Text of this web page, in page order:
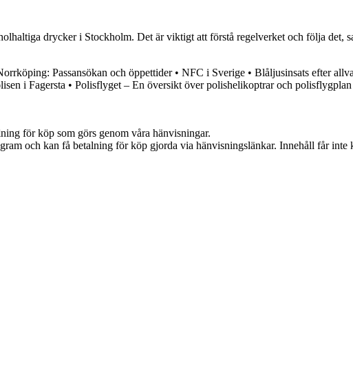
drycker i Stockholm. Det är viktigt att förstå regelverket och följa det,
Passansökan och öppettider• NFC i Sverige • Blåljusinsats efter
i Fagersta • Polisflyget – En översikt över polishelikoptrar och polisflygplan
för köp som görs genom våra hänvisningar.
och kan få betalning för köp gjorda via hänvisningslänkar. Innehåll får inte